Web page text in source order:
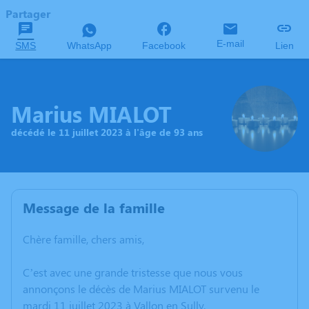
Partager
SMS WhatsApp Facebook E-mail Lien
Marius MIALOT
décédé le 11 juillet 2023 à l'âge de 93 ans
Message de la famille
Chère famille, chers amis,
C’est avec une grande tristesse que nous vous
annonçons le décès de Marius MIALOT survenu le
mardi 11 juillet 2023 à Vallon en Sully.